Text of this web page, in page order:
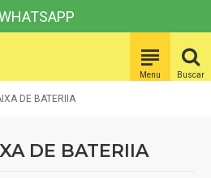
DE BATERIIA
DE BATERIIA